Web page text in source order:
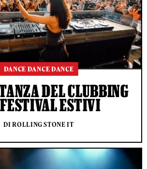
DANCE DANCE DANCE
DEL CLUBBING
ESTIVI
DI ROLLING STONE IT